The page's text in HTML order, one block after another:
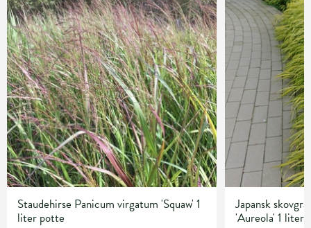
Staudehirse Panicum virgatum 'Squaw' 1
liter potte
Japansk
'Aureola' 1 liter